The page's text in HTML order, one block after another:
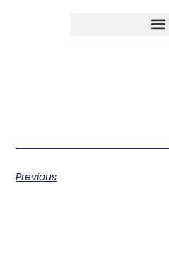
Previous